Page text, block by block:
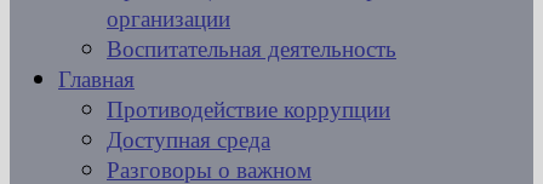
организации
Воспитательная деятельность
Главная
Противодействие коррупции
Доступная среда
Разговоры о важном